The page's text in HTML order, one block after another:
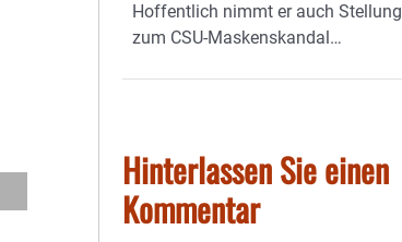
Hoffentlich nimmt er auch Stellung
zum CSU-Maskenskandal…
Hinterlassen Sie einen
Kommentar